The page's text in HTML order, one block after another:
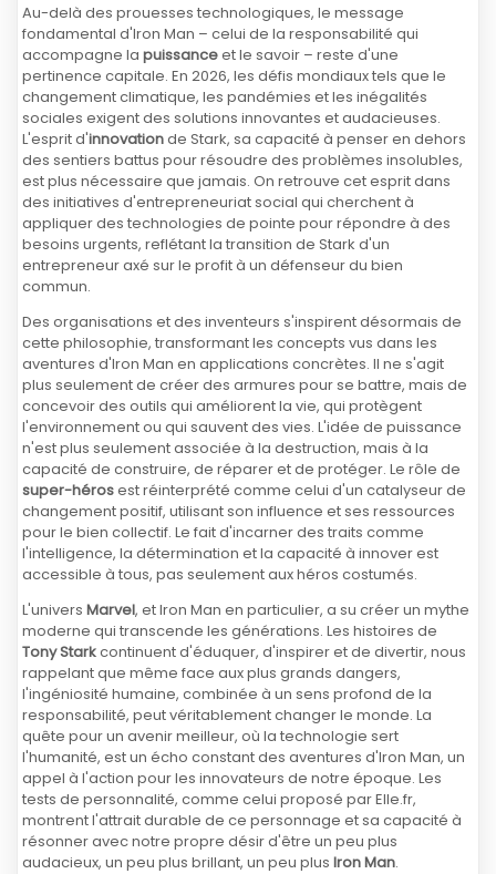
Au-delà des prouesses technologiques, le message
fondamental d'Iron Man – celui de la responsabilité qui
accompagne la puissanceet le savoir – reste d'une
pertinence capitale. En 2026, les défis mondiaux tels que le
changement climatique, les pandémies et les inégalités
sociales exigent des solutions innovantes et audacieuses.
L'esprit d'innovationde Stark, sa capacité à penser en dehors
des sentiers battus pour résoudre des problèmes insolubles,
est plus nécessaire que jamais. On retrouve cet esprit dans
des initiatives d'entrepreneuriat social qui cherchent à
appliquer des technologies de pointe pour répondre à des
besoins urgents, reflétant la transition de Stark d'un
entrepreneur axé sur le profit à un défenseur du bien
commun.
Des organisations et des inventeurs s'inspirent désormais de
cette philosophie, transformant les concepts vus dans les
aventures d'Iron Man en applications concrètes. Il ne s'agit
plus seulement de créer des armures pour se battre, mais de
concevoir des outils qui améliorent la vie, qui protègent
l'environnement ou qui sauvent des vies. L'idée de puissance
n'est plus seulement associée à la destruction, mais à la
capacité de construire, de réparer et de protéger. Le rôle de
super-hérosest réinterprété comme celui d'un catalyseur de
changement positif, utilisant son influence et ses ressources
pour le bien collectif. Le fait d'incarner des traits comme
l'intelligence, la détermination et la capacité à innover est
accessible à tous, pas seulement aux héros costumés.
L'univers Marvel, et Iron Man en particulier, a su créer un mythe
moderne qui transcende les générations. Les histoires de
Tony Starkcontinuent d'éduquer, d'inspirer et de divertir, nous
rappelant que même face aux plus grands dangers,
l'ingéniosité humaine, combinée à un sens profond de la
responsabilité, peut véritablement changer le monde. La
quête pour un avenir meilleur, où la technologie sert
l'humanité, est un écho constant des aventures d'Iron Man, un
appel à l'action pour les innovateurs de notre époque. Les
tests de personnalité, comme celui proposé par Elle.fr,
montrent l'attrait durable de ce personnage et sa capacité à
résonner avec notre propre désir d'être un peu plus
audacieux, un peu plus brillant, un peu plus Iron Man.